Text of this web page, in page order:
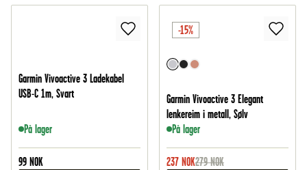
Garmin Vivoactive 3 Ladekabel
USB-C 1m, Svart
På lager
99 NOK
-15%
Garmin Vivoactive 3 Elegant
lenkereim i metall, Sølv
På lager
237 NOK279 NOK